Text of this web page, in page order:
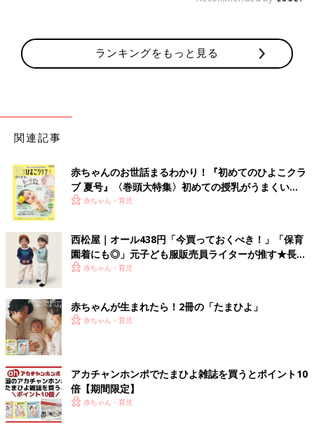
ランキングをもっと見る
関連記事
赤ちゃんのお世話まるわかり！『初めてのひよこクラ
ブ 夏号』〈巻頭大特集〉初めての授乳がうまくい
く！ おっぱい・ミルクの基本と夏のトラブル 解決テ
赤ちゃん・育児
西松屋｜オール438円「今買っておくべき！」「保育
園着にも◎」元子ども服販売員ライターが推す★長袖
Tシャツ5選
赤ちゃん・育児
赤ちゃんが生まれたら！2冊の「たまひよ」
赤ちゃん・育児
アカチャンホンポでたまひよ雑誌を買うとポイント10
倍【期間限定】
赤ちゃん・育児